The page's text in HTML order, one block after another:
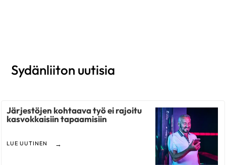
Sydänliiton uutisia
Järjestöjen kohtaava työ ei rajoitu
kasvokkaisiin tapaamisiin
LUE UUTINEN